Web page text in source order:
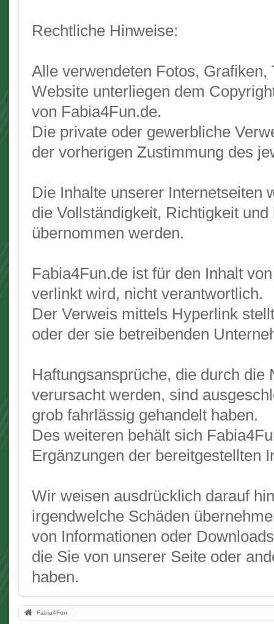
Rechtliche Hinweise:
Alle verwendeten Fotos,
Website unterliegen dem
von Fabia4Fun.de.
Die private oder gewerbliche
der vorherigen Zustimmung des
Die Inhalte unserer Internetseiten
die Vollständigkeit, Richtigkeit
übernommen werden.
Fabia4Fun.de ist für den Inhalt
verlinkt wird, nicht verantwortlich.
Der Verweis mittels Hyperlink
oder der sie betreibenden
Haftungsansprüche, die durch die
verursacht werden, sind
grob fahrlässig gehandelt haben.
Des weiteren behält sich
Ergänzungen der bereitgestellten
Wir weisen ausdrücklich darauf
irgendwelche Schäden
von Informationen oder
die Sie von unserer Seite oder
haben.
Fabia4Fun